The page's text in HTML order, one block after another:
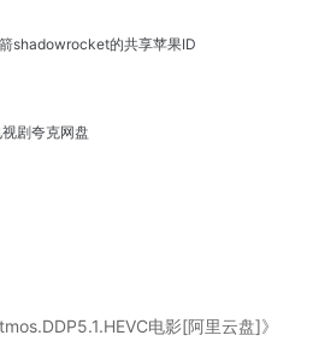
shadowrocket的共享苹果ID
剧夸克网盘
电影[阿里云盘]》